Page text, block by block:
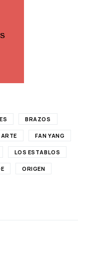
BRAZOS
ARTE FAN YANG
LOS ESTABLOS
ORIGEN